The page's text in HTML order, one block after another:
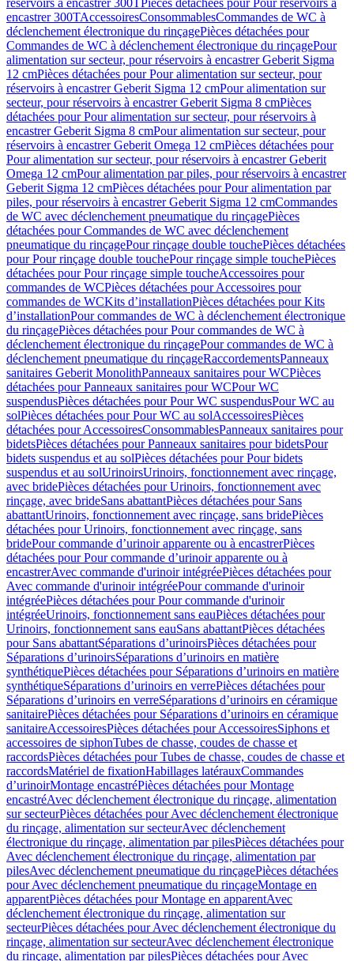
réservoirs à encastrer 300TPièces détachées pour Pour réservoirs à
encastrer 300TAccessoiresConsommablesCommandes de WC à
déclenchement électronique du rinçagePièces détachées pour
Commandes de WC à déclenchement électronique du rinçagePour
alimentation sur secteur, pour réservoirs à encastrer Geberit Sigma
12 cmPièces détachées pour Pour alimentation sur secteur, pour
réservoirs à encastrer Geberit Sigma 12 cmPour alimentation sur
secteur, pour réservoirs à encastrer Geberit Sigma 8 cmPièces
détachées pour Pour alimentation sur secteur, pour réservoirs à
encastrer Geberit Sigma 8 cmPour alimentation sur secteur, pour
réservoirs à encastrer Geberit Omega 12 cmPièces détachées pour
Pour alimentation sur secteur, pour réservoirs à encastrer Geberit
Omega 12 cmPour alimentation par piles, pour réservoirs à encastrer
Geberit Sigma 12 cmPièces détachées pour Pour alimentation par
piles, pour réservoirs à encastrer Geberit Sigma 12 cmCommandes
de WC avec déclenchement pneumatique du rinçagePièces
détachées pour Commandes de WC avec déclenchement
pneumatique du rinçagePour rinçage double touchePièces détachées
pour Pour rinçage double touchePour rinçage simple touchePièces
détachées pour Pour rinçage simple toucheAccessoires pour
commandes de WCPièces détachées pour Accessoires pour
commandes de WCKits d’installationPièces détachées pour Kits
d’installationPour commandes de WC à déclenchement électronique
du rinçagePièces détachées pour Pour commandes de WC à
déclenchement électronique du rinçagePour commandes de WC à
déclenchement pneumatique du rinçageRaccordementsPanneaux
sanitaires Geberit MonolithPanneaux sanitaires pour WCPièces
détachées pour Panneaux sanitaires pour WCPour WC
suspendusPièces détachées pour Pour WC suspendusPour WC au
solPièces détachées pour Pour WC au solAccessoiresPièces
détachées pour AccessoiresConsommablesPanneaux sanitaires pour
bidetsPièces détachées pour Panneaux sanitaires pour bidetsPour
bidets suspendus et au solPièces détachées pour Pour bidets
suspendus et au solUrinoirsUrinoirs, fonctionnement avec rinçage,
avec bridePièces détachées pour Urinoirs, fonctionnement avec
rinçage, avec brideSans abattantPièces détachées pour Sans
abattantUrinoirs, fonctionnement avec rinçage, sans bridePièces
détachées pour Urinoirs, fonctionnement avec rinçage, sans
bridePour commande d’urinoir apparente ou à encastrerPièces
détachées pour Pour commande d’urinoir apparente ou à
encastrerAvec commande d'urinoir intégréePièces détachées pour
Avec commande d'urinoir intégréePour commande d'urinoir
intégréePièces détachées pour Pour commande d'urinoir
intégréeUrinoirs, fonctionnement sans eauPièces détachées pour
Urinoirs, fonctionnement sans eauSans abattantPièces détachées
pour Sans abattantSéparations d’urinoirsPièces détachées pour
Séparations d’urinoirsSéparations d’urinoirs en matière
synthétiquePièces détachées pour Séparations d’urinoirs en matière
synthétiqueSéparations d’urinoirs en verrePièces détachées pour
Séparations d’urinoirs en verreSéparations d’urinoirs en céramique
sanitairePièces détachées pour Séparations d’urinoirs en céramique
sanitaireAccessoiresPièces détachées pour AccessoiresSiphons et
accessoires de siphonTubes de chasse, coudes de chasse et
raccordsPièces détachées pour Tubes de chasse, coudes de chasse et
raccordsMatériel de fixationHabillages latérauxCommandes
dʼurinoirMontage encastréPièces détachées pour Montage
encastréAvec déclenchement électronique du rinçage, alimentation
sur secteurPièces détachées pour Avec déclenchement électronique
du rinçage, alimentation sur secteurAvec déclenchement
électronique du rinçage, alimentation par pilesPièces détachées pour
Avec déclenchement électronique du rinçage, alimentation par
pilesAvec déclenchement pneumatique du rinçagePièces détachées
pour Avec déclenchement pneumatique du rinçageMontage en
apparentPièces détachées pour Montage en apparentAvec
déclenchement électronique du rinçage, alimentation sur
secteurPièces détachées pour Avec déclenchement électronique du
rinçage, alimentation sur secteurAvec déclenchement électronique
du rinçage, alimentation par pilesPièces détachées pour Avec